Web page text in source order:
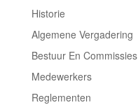
Historie
Algemene Vergadering
Bestuur En Commissies
Medewerkers
Reglementen